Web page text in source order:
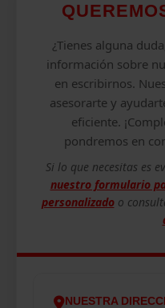
¿Tienes alguna
información sobre
en escribirnos.
asesorarte y
eficiente.
pondremos en
Si lo que necesitas es
nuestro formulario
personalizadoo
NUESTRA